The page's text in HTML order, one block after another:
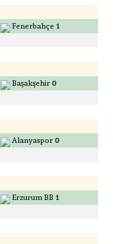
Fenerbahçe 1
Başakşehir 0
Alanyaspor 0
Erzurum BB 1